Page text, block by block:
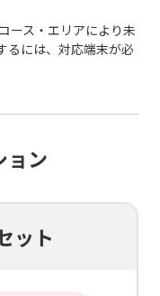
ース・エリアにより未
るには、対応端末が必
ョン
ット